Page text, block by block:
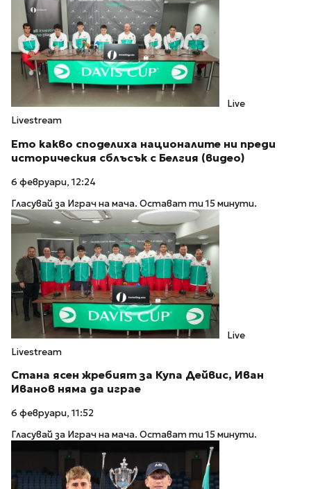
Live
Livestream
Ето какво споделиха националите ни преди
историческия сблъсък с Белгия (видео)
6 февруари, 12:24
Гласувай за Играч на мача. Остават ти 15 минути.
Live
Livestream
Стана ясен жребият за Купа Дейвис, Иван
Иванов няма да играе
6 февруари, 11:52
Гласувай за Играч на мача. Остават ти 15 минути.